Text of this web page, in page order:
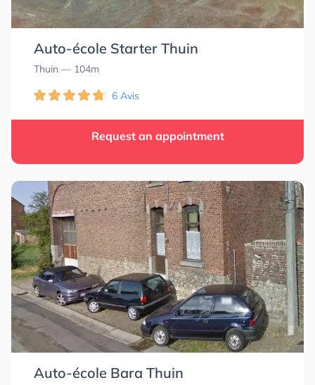
Auto-école Starter Thuin
Thuin — 104m
6 Avis
Request an appointment
Auto-école Bara Thuin